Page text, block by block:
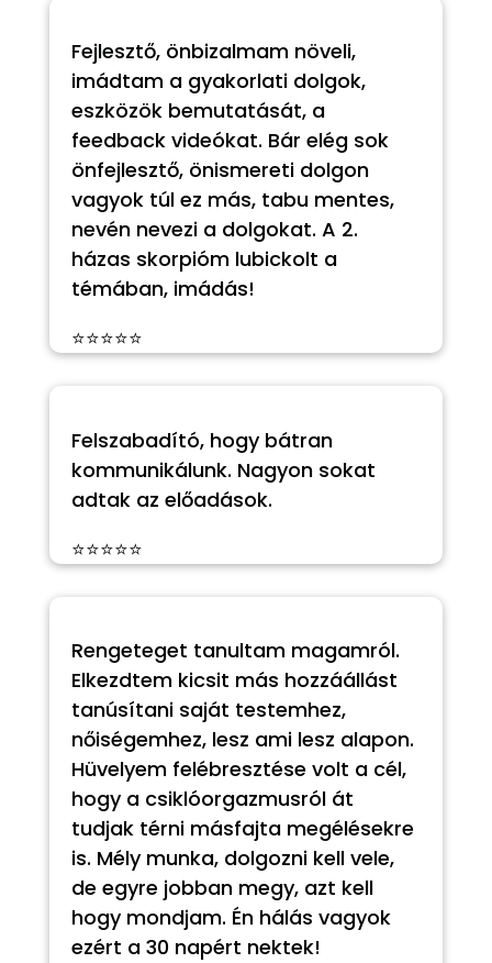
Fejlesztő, önbizalmam növeli,
imádtam a gyakorlati dolgok,
eszközök bemutatását, a
feedback videókat. Bár elég sok
önfejlesztő, önismereti dolgon
vagyok túl ez más, tabu mentes,
nevén nevezi a dolgokat. A 2.
házas skorpióm lubickolt a
témában, imádás!
⭐⭐⭐⭐⭐
Felszabadító, hogy bátran
kommunikálunk. Nagyon sokat
adtak az előadások.
⭐⭐⭐⭐⭐
Rengeteget tanultam magamról.
Elkezdtem kicsit más hozzáállást
tanúsítani saját testemhez,
nőiségemhez, lesz ami lesz alapon.
Hüvelyem felébresztése volt a cél,
hogy a csiklóorgazmusról át
tudjak térni másfajta megélésekre
is. Mély munka, dolgozni kell vele,
de egyre jobban megy, azt kell
hogy mondjam. Én hálás vagyok
ezért a 30 napért nektek!